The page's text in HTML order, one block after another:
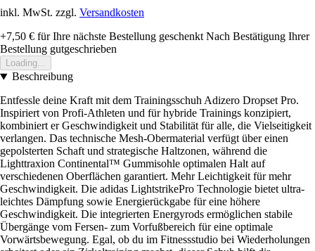
inkl. MwSt. zzgl. Versandkosten
+7,50 € für Ihre nächste Bestellung geschenkt Nach Bestätigung Ihrer
Bestellung gutgeschrieben
Loading...
Beschreibung
Entfessle deine Kraft mit dem Trainingsschuh Adizero Dropset Pro.
Inspiriert von Profi-Athleten und für hybride Trainings konzipiert,
kombiniert er Geschwindigkeit und Stabilität für alle, die Vielseitigkeit
verlangen. Das technische Mesh-Obermaterial verfügt über einen
gepolsterten Schaft und strategische Haltzonen, während die
Lighttraxion Continental™ Gummisohle optimalen Halt auf
verschiedenen Oberflächen garantiert. Mehr Leichtigkeit für mehr
Geschwindigkeit. Die adidas LightstrikePro Technologie bietet ultra-
leichtes Dämpfung sowie Energierückgabe für eine höhere
Geschwindigkeit. Die integrierten Energyrods ermöglichen stabile
Übergänge vom Fersen- zum Vorfußbereich für eine optimale
Vorwärtsbewegung. Egal, ob du im Fitnessstudio bei Wiederholungen